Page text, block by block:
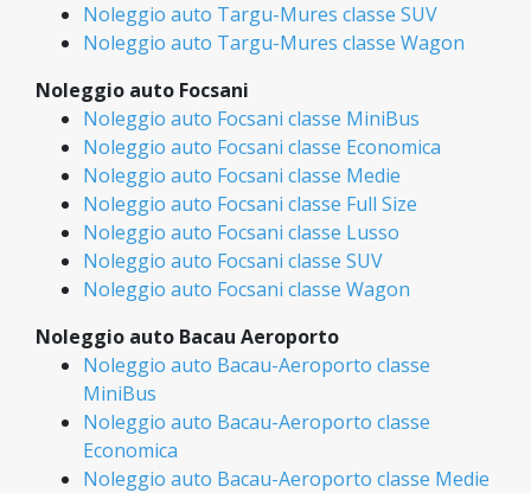
Noleggio auto Targu-Mures classe SUV
Noleggio auto Targu-Mures classe Wagon
Noleggio auto Focsani
Noleggio auto Focsani classe MiniBus
Noleggio auto Focsani classe Economica
Noleggio auto Focsani classe Medie
Noleggio auto Focsani classe Full Size
Noleggio auto Focsani classe Lusso
Noleggio auto Focsani classe SUV
Noleggio auto Focsani classe Wagon
Noleggio auto Bacau Aeroporto
Noleggio auto Bacau-Aeroporto classe
MiniBus
Noleggio auto Bacau-Aeroporto classe
Economica
Noleggio auto Bacau-Aeroporto classe Medie